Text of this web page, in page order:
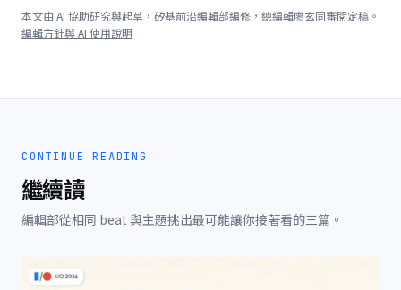
本文由 AI 協助研究與起草，矽基前沿編輯部編修，總編輯廖玄同審閱定稿。
編輯方針與 AI 使用說明
CONTINUE READING
繼續讀
編輯部從相同 beat 與主題挑出最可能讓你接著看的三篇。